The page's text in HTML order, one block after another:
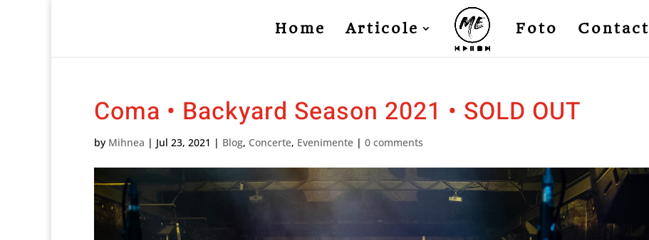
Home Articole Foto Contact
Coma • Backyard Season 2021 • SOLD OUT
by Mihnea | Jul 23, 2021 | Blog, Concerte, Evenimente | 0 comments